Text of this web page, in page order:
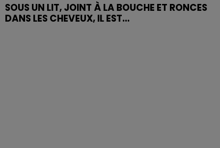
SOUS UN LIT, JOINT À LA BOUCHE ET RONCES
DANS LES CHEVEUX, IL EST...